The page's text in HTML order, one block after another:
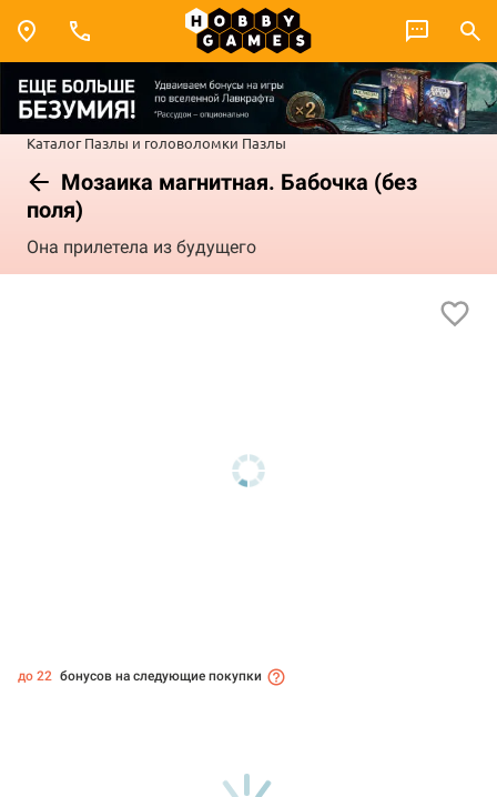
Каталог Пазлы и головоломки Пазлы
Мозаика магнитная. Бабочка (без
поля)
Она прилетела из будущего
до 22 бонусов на следующие покупки